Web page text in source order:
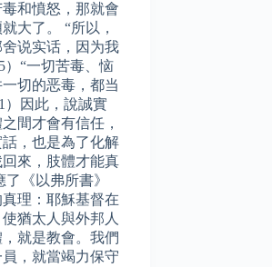
和憤怒，那就會
大了。 “所以，
说实话，因为我
）“一切苦毒、恼
切的恶毒，都当
）因此，說誠實
間才會有信任，
，也是為了化解
來，肢體才能真
《以弗所書》
理：耶穌基督在
猶太人與外邦人
就是教會。我們
，就當竭力保守